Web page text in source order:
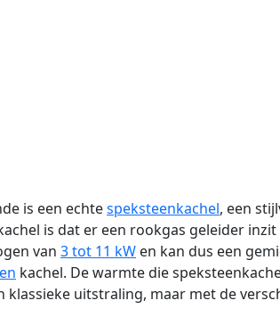
is een echtespeksteenkachel, een
is dat er een rookgas geleider
van 3 tot 11 kW en kan dus een
kachel. De warmte die
klassieke uitstraling, maar met de